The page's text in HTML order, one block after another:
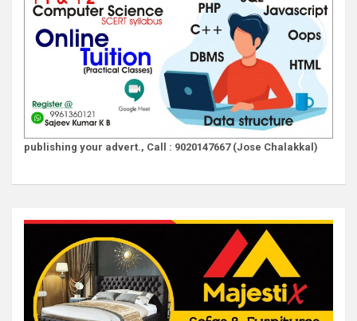
publishing your advert., Call : 9020147667 (Jose Chalakkal)